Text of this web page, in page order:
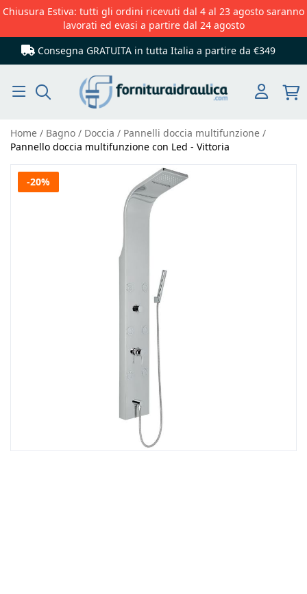
Chiusura Estiva: tutti gli ordini ricevuti dal 4 al 23 agosto saranno
lavorati ed evasi a partire dal 24 agosto
Consegna GRATUITA in tutta Italia a partire da €349
Home Bagno Doccia
Pannelli doccia multifunzione
Pannello doccia multifunzione con Led - Vittoria
Vai
-20%